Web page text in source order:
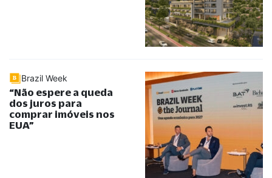
Brazil Week
“Não espere a queda
dos juros para
comprar imóveis nos
EUA”